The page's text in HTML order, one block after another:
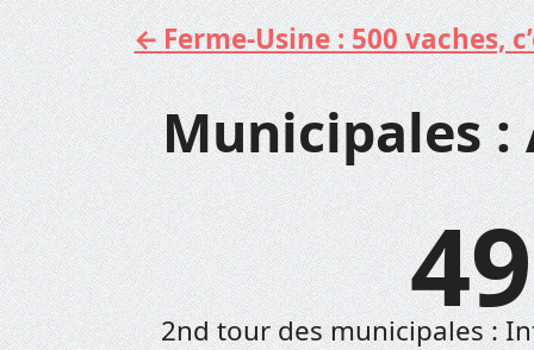
Aller
au
contenu
Ferme-Usine : 500 vaches,
Municipales :
2nd tour des municipales :